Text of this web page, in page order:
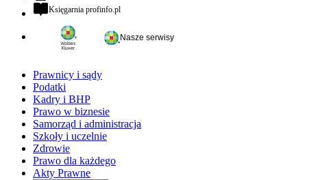
Księgarnia profinfo.plotwiera się w nowej karcie
Nasze serwisy
Prawnicy i sądy
Podatki
Kadry i BHP
Prawo w biznesie
Samorząd i administracja
Szkoły i uczelnie
Zdrowie
Prawo dla każdego
Akty Prawne